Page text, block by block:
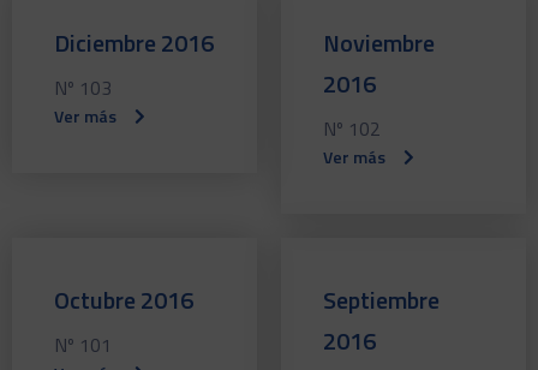
Diciembre 2016
Nº 103
Ver más
Noviembre
2016
Nº 102
Ver más
Octubre 2016
Nº 101
Septiembre
2016